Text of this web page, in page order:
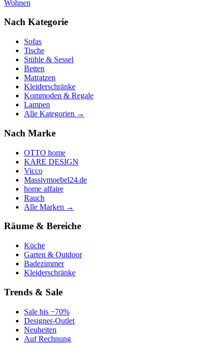
Wohnen
Nach Kategorie
Sofas
Tische
Stühle & Sessel
Betten
Matratzen
Kleiderschränke
Kommoden & Regale
Lampen
Alle Kategorien →
Nach Marke
OTTO home
KARE DESIGN
Vicco
Massivmoebel24.de
home affaire
Rauch
Alle Marken →
Räume & Bereiche
Küche
Garten & Outdoor
Badezimmer
Kleiderschränke
Trends & Sale
Sale bis −70%
Designer-Outlet
Neuheiten
Auf Rechnung